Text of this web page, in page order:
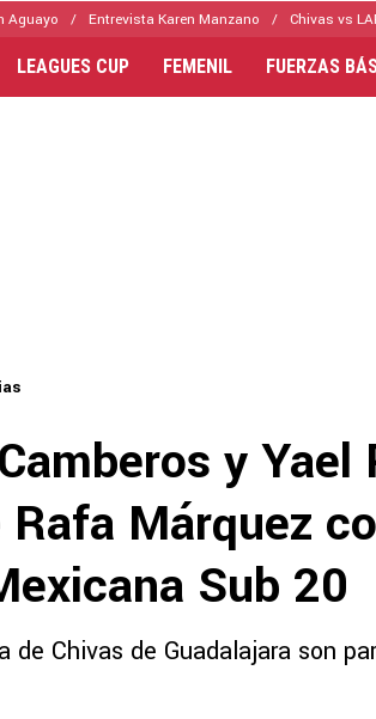
Aguayo Entrevista Karen Manzano Chivas vs
LEAGUES CUP FEMENIL FUERZAS
y
Márquez
Sub 20
de Chivas de Guadalajara son